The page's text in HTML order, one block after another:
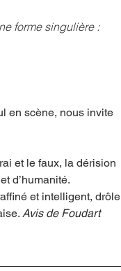
forme singulière :
en scène, nous invite
et le faux, la dérision
d’humanité.
et intelligent, drôle
Avis de Foudart